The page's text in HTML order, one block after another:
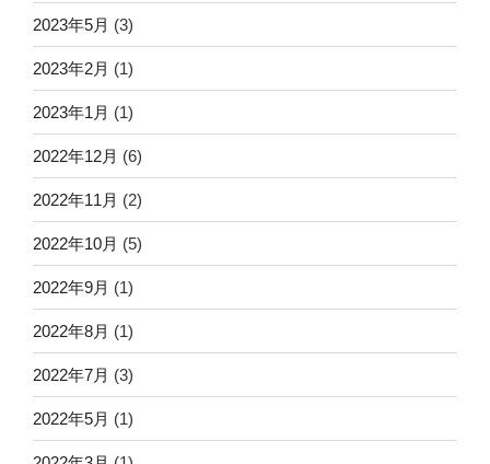
2023年5月 (3)
2023年2月 (1)
2023年1月 (1)
2022年12月 (6)
2022年11月 (2)
2022年10月 (5)
2022年9月 (1)
2022年8月 (1)
2022年7月 (3)
2022年5月 (1)